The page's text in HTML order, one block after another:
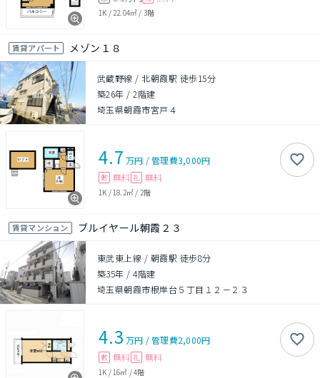
1K / 22.04㎡ / 3階
賃貸アパート メゾン１８
武蔵野線 / 北朝霞駅 徒歩15分
築26年 /2階建
埼玉県朝霞市宮戸４
4.7 万円 /管理費3,000円
敷 無料 礼 無料
1K / 18.2㎡ / 2階
賃貸マンション ブルイヤール朝霞２３
東武東上線 / 朝霞駅 徒歩8分
築35年 /4階建
埼玉県朝霞市根岸台５丁目１２－２３
4.3 万円 /管理費2,000円
敷 無料 礼 無料
1K / 16㎡ /4階